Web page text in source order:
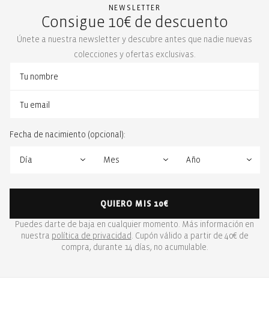
NEWSLETTER
Consigue 10€ de descuento
Únete a nuestra newsletter y descubre antes que nadie nuevas
colecciones y ofertas exclusivas.
Fecha de nacimiento (opcional):
QUIERO MIS 10€
Puedes darte de baja en cualquier momento. Más información en
nuestra política de privacidad . Cupón válido a partir de 40€ de
compra, durante 14 días, no acumulable.